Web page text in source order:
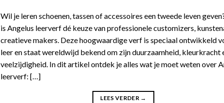
Wil je leren schoenen, tassen of accessoires een tweede leven
is Angelus leerverf dé keuze van professionele customizers,
creatieve makers. Deze hoogwaardige verf is speciaal ontwikkeld
leer en staat wereldwijd bekend om zijn duurzaamheid, kleurkracht
veelzijdigheid. In dit artikel ontdek je alles wat je moet weten over
leerverf: […]
LEES VERDER →